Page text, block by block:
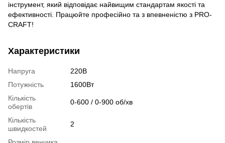
інструмент, який відповідає найвищим стандартам якості та
ефективності. Працюйте професійно та з впевненістю з PRO-
CRAFT!
Характеристики
Напруга
220В
Потужність
1600Вт
Кількість
обертів
0-600 / 0-900 об/хв
Кількість
швидкостей
2